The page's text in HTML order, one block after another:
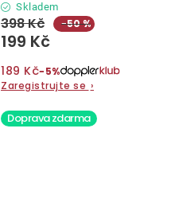
Skladem
199 Kč
398 Kč −50 %
189 Kč−5%
Zaregistrujte se ›
Doprava zdarma